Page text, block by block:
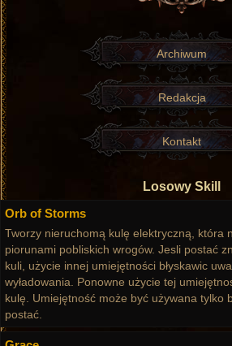
Archiwum
Redakcja
Kontakt
Losowy Skill
Orb of Storms
Tworzy nieruchomą kulę elektryczną, która
piorunami pobliskich wrogów. Jesli postać
kuli, użycie innej umiejętności błyskawic
wyładowania. Ponowne użycie tej
kulę. Umiejętność może być używana tylko
postać.